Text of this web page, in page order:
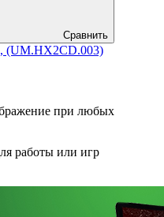
Сравнить
(UM.HX2CD.003)
при любых
работы или игр